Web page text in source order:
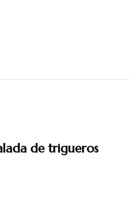
de trigueros